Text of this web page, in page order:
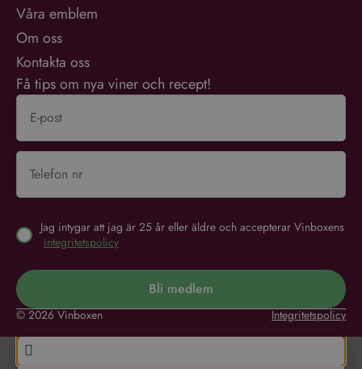
Våra emblem
Om oss
Kontakta oss
Få tips om nya viner och recept!
Jag intygar att jag är 25 år eller äldre och accepterar Vinboxens
integritetspolicy
Bli medlem
© 2026 Vinboxen Integritetspolicy